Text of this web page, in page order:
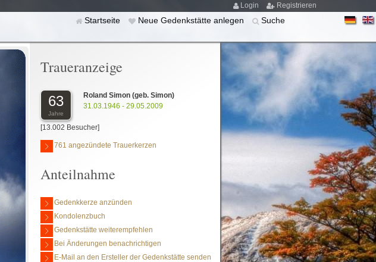
Login Registrieren
Startseite Neue Gedenkstätte anlegen Suche
Traueranzeige
63
Jahre
Roland Simon (geb. Simon)
31.03.1946 - 29.05.2009
[13.002 Besucher]
761 angezündete Trauerkerzen
Anteilnahme
Gedenkkerze anzünden
Kondolenzbuch
Gedenkstätte weiterempfehlen
Bei Änderungen benachrichtigen
E-Mail an den Ersteller der Gedenkstätte senden